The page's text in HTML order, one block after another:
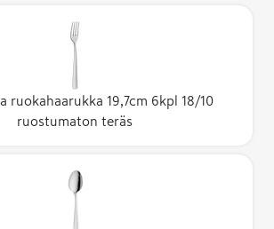
ruokahaarukka 19,7cm 6kpl 18/10
ruostumaton teräs